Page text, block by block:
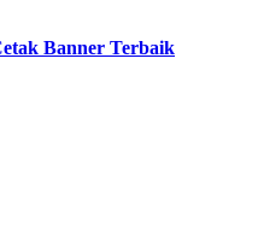
Banner Terbaik